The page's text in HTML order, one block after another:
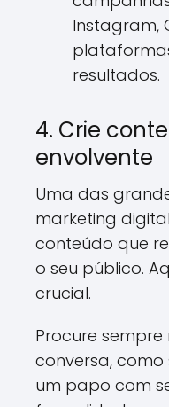
Instagram,
resultados.
4. Crie
envolvente
Uma das
marketing
conteúdo que
o seu público.
crucial.
Procure
conversa, como
um papo com